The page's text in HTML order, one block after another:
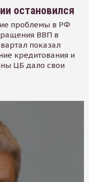
остановился
проблемы в РФ
ВВП в
показал
кредитования и
ЦБ дало свои